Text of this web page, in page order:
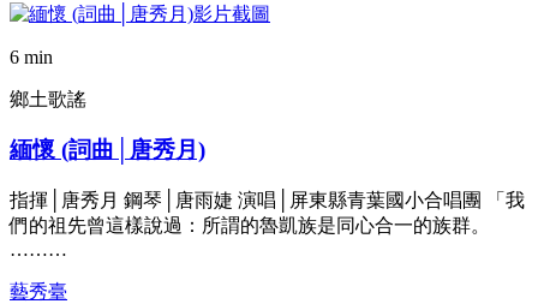
6 min
鄉土歌謠
緬懷 (詞曲│唐秀月)
指揮│唐秀月 鋼琴│唐雨婕 演唱│屏東縣青葉國小合唱團 「我
們的祖先曾這樣說過：所謂的魯凱族是同心合一的族群。
………
藝秀臺